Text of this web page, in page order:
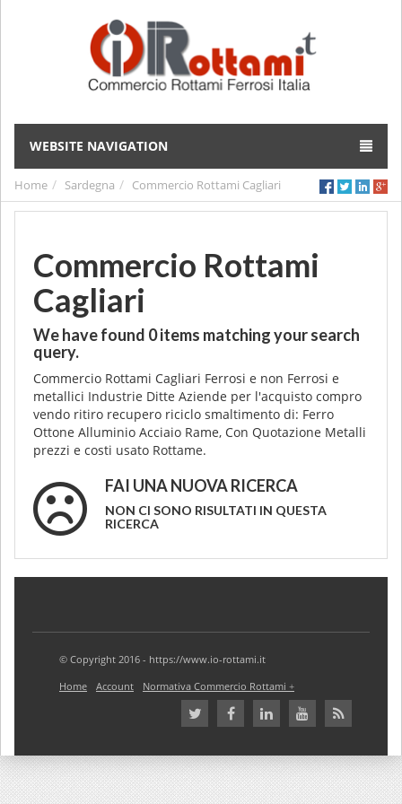
WEBSITE NAVIGATION
Home Sardegna Commercio Rottami Cagliari
Commercio Rottami
Cagliari
We have found 0items matching your search
query.
Commercio Rottami Cagliari Ferrosi e non Ferrosi e
metallici Industrie Ditte Aziende per l'acquisto compro
vendo ritiro recupero riciclo smaltimento di: Ferro
Ottone Alluminio Acciaio Rame, Con Quotazione Metalli
prezzi e costi usato Rottame.
FAI UNA NUOVA RICERCA
NON CI SONO RISULTATI IN QUESTA
RICERCA
© Copyright 2016 - https://www.io-rottami.it
Home
Account Normativa Commercio Rottami